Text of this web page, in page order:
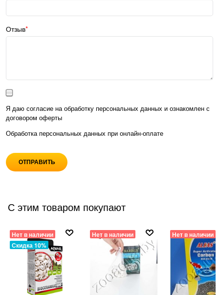
Отзыв
Я даю согласие на обработку персональных данных и ознакомлен с
договором оферты
Обработка персональных данных при онлайн-оплате
С этим товаром покупают
Нет в наличии
Скидка 10%
Нет в наличии Нет в наличии